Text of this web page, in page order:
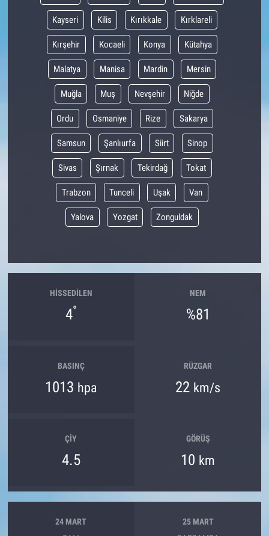
Kayseri Kilis Kırıkkale Kırklareli
Kırşehir Kocaeli Konya Kütahya
Malatya Manisa Mardin Mersin
Muğla Muş Nevşehir Niğde
Ordu Osmaniye Rize Sakarya
Samsun Şanlıurfa Siirt Sinop
Sivas Şırnak Tekirdağ Tokat
Trabzon Tunceli Uşak Van
Yalova Yozgat Zonguldak
HISSEDILEN
4°
NEM
%81
BASINÇ
1013 hpa
RÜZGAR
22 km/s
ÇIY
4.5
GÖRÜŞ
10 km
24 MART 25 MART